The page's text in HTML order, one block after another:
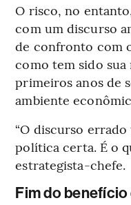
O risco, no
com um discurso
de confronto com
como tem sido
primeiros anos de
ambiente
“O discurso
política certa. É o
estrategista-chefe.
Fim do benefício